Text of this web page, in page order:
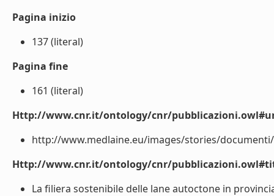
Pagina inizio
137 (literal)
Pagina fine
161 (literal)
Http://www.cnr.it/ontology/cnr/
http://www.medlaine.eu/images/stories/
Http://www.cnr.it/ontology/cnr/
La filiera sostenibile delle lane autoctone in